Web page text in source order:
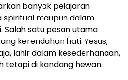
banyak pelajaran
spiritual maupun dalam
Salah satu pesan utama
kerendahan hati. Yesus,
lahir dalam kesederhanaan,
tetapi di kandang hewan.